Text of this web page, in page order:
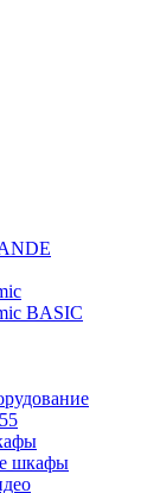
BASIC
шкафы